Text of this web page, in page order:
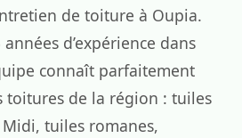
de toiture à Oupia.
d’expérience dans
connaît parfaitement
toitures de la région : tuiles
tuiles romanes,